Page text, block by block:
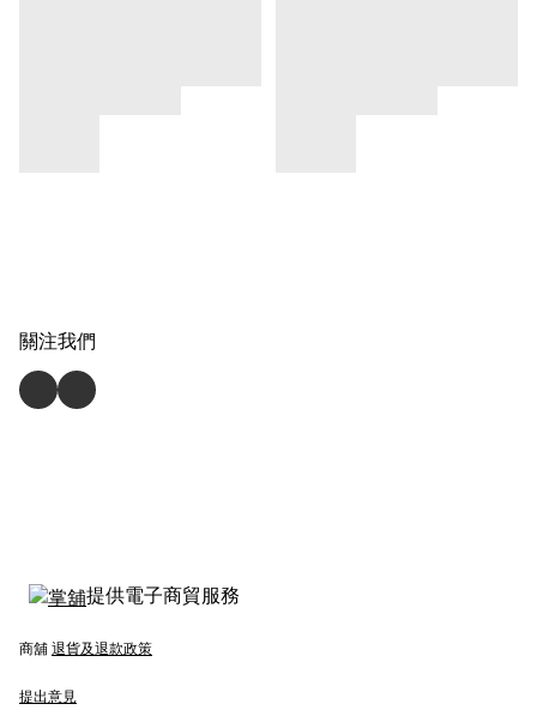
關注我們
提供電子商貿服務
商舖 退貨及退款政策
提出意見